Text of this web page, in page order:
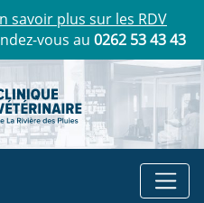
savoir plus sur les RDV
vous au 0262 53 43 43